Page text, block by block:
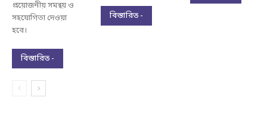
প্রয়োজনীয় সমন্বয় ও
সহযোগিতা দেওয়া
হবে।
বিস্তারিত -
বিস্তারিত -